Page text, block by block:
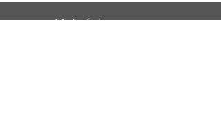
Motivácia